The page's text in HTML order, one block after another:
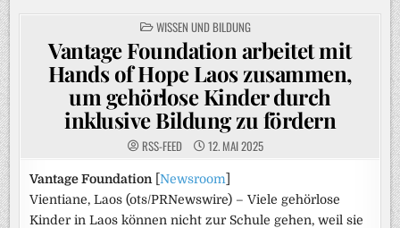
POSTED
IN
WISSEN UND BILDUNG
Vantage Foundation arbeitet mit
Hands of Hope Laos zusammen,
um gehörlose Kinder durch
inklusive Bildung zu fördern
RSS-FEED 12. MAI 2025
Vantage Foundation [Newsroom
Vientiane, Laos (ots/PRNewswire) – Viele gehörlose
Kinder in Laos können nicht zur Schule gehen, weil sie